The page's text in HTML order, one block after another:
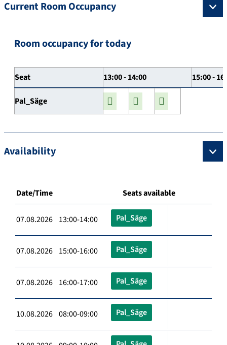
Current Room Occupancy
Room occupancy for today
Seat 13:00 - 14:00 15:00 -
Pal_Säge
Availability
Date/Time Seats available
07.08.2026 13:00-14:00 Pal_Säge
07.08.2026 15:00-16:00 Pal_Säge
07.08.2026 16:00-17:00 Pal_Säge
10.08.2026 08:00-09:00 Pal_Säge